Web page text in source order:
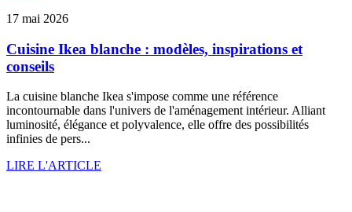
17 mai 2026
Cuisine Ikea blanche : modèles, inspirations et
conseils
La cuisine blanche Ikea s'impose comme une référence
incontournable dans l'univers de l'aménagement intérieur. Alliant
luminosité, élégance et polyvalence, elle offre des possibilités
infinies de pers...
LIRE L'ARTICLE